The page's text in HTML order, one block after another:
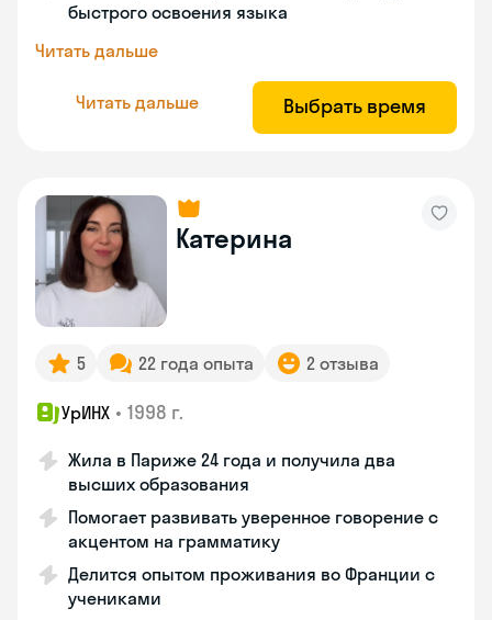
быстрого освоения языка
Читать дальше
Читать дальше Выбрать время
Катерина
5 22 года опыта 2 отзыва
УрИНХ • 1998 г.
Жила в Париже 24 года и получила два
высших образования
Помогает развивать уверенное говорение с
акцентом на грамматику
Делится опытом проживания во Франции с
учениками